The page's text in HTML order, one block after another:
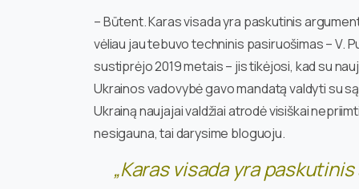
– Būtent. Karas visada yra paskutinis
vėliau jau tebuvo techninis pasiruošimas – V.
sustiprėjo 2019 metais – jis tikėjosi, kad su
Ukrainos vadovybė gavo mandatą valdyti su
Ukrainą naujajai valdžiai atrodė visiškai
nesigauna, tai darysime bloguoju.
„Karas visada yra